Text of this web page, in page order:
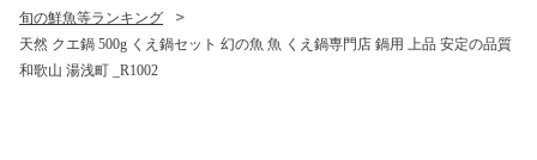
旬の鮮魚等ランキング
天然 クエ鍋 500g くえ鍋セット 幻の魚 魚 くえ鍋専門店 鍋用 上品 安定の品質
和歌山 湯浅町 _R1002